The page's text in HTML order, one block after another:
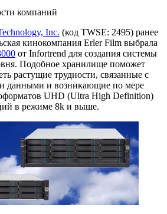
компаний
Inc. (код TWSE: 2495) ранее
кинокомпания Erler Film выбрала
от Infortrend для создания системы
Подобное хранилище поможет
растущие трудности, связанные с
данными и возникающие по мере
UHD (Ultra High Definition)
в режиме 8k и выше.